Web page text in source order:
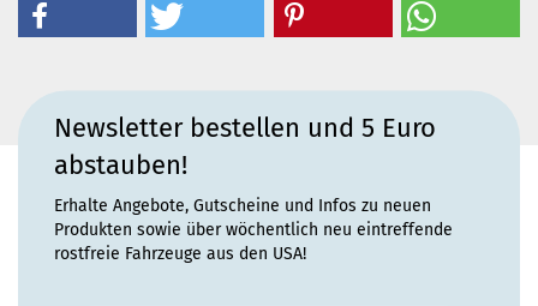
Newsletter bestellen und 5 Euro
abstauben!
Erhalte Angebote, Gutscheine und Infos zu neuen
Produkten sowie über wöchentlich neu eintreffende
rostfreie Fahrzeuge aus den USA!